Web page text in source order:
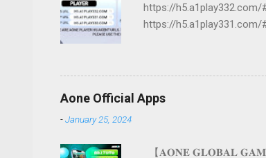
https://
https://
https://a133sh.com/
back to this page if you
Aone Official Apps
-January 25, 2024
【𝐀𝐎𝐍𝐄 𝐆𝐋𝐎𝐁𝐀𝐋